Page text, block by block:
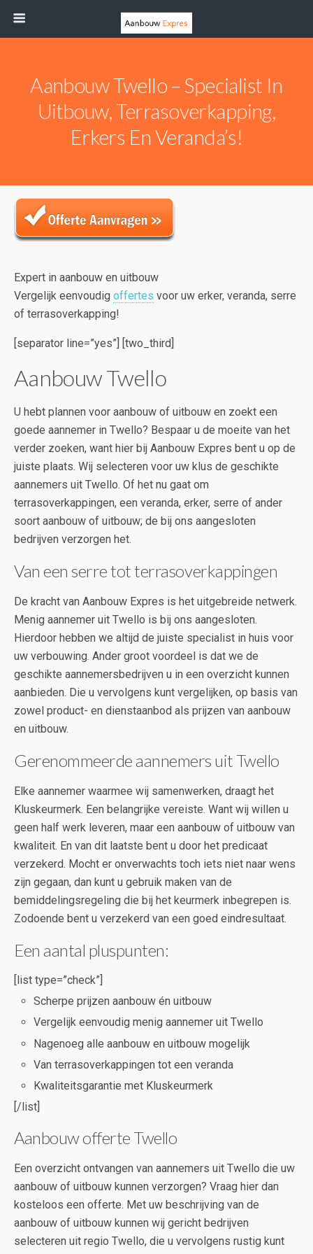
Aanbouw Twello – Specialist In
Uitbouw, Terrasoverkapping,
Erkers En Veranda’s!
Expert in aanbouw en uitbouw
Vergelijk eenvoudig offertes voor uw erker, veranda, serre
of terrasoverkapping!
[separator line=”yes”] [two_third]
Aanbouw Twello
U hebt plannen voor aanbouw of uitbouw en zoekt een
goede aannemer in Twello? Bespaar u de moeite van het
verder zoeken, want hier bij Aanbouw Expres bent u op de
juiste plaats. Wij selecteren voor uw klus de geschikte
aannemers uit Twello. Of het nu gaat om
terrasoverkappingen, een veranda, erker, serre of ander
soort aanbouw of uitbouw; de bij ons aangesloten
bedrijven verzorgen het.
Van een serre tot terrasoverkappingen
De kracht van Aanbouw Expres is het uitgebreide netwerk.
Menig aannemer uit Twello is bij ons aangesloten.
Hierdoor hebben we altijd de juiste specialist in huis voor
uw verbouwing. Ander groot voordeel is dat we de
geschikte aannemersbedrijven u in een overzicht kunnen
aanbieden. Die u vervolgens kunt vergelijken, op basis van
zowel product- en dienstaanbod als prijzen van aanbouw
en uitbouw.
Gerenommeerde aannemers uit Twello
Elke aannemer waarmee wij samenwerken, draagt het
Kluskeurmerk. Een belangrijke vereiste. Want wij willen u
geen half werk leveren, maar een aanbouw of uitbouw van
kwaliteit. En van dit laatste bent u door het predicaat
verzekerd. Mocht er onverwachts toch iets niet naar wens
zijn gegaan, dan kunt u gebruik maken van de
bemiddelingsregeling die bij het keurmerk inbegrepen is.
Zodoende bent u verzekerd van een goed eindresultaat.
Een aantal pluspunten:
[list type=”check”]
Scherpe prijzen aanbouw én uitbouw
Vergelijk eenvoudig menig aannemer uit Twello
Nagenoeg alle aanbouw en uitbouw mogelijk
Van terrasoverkappingen tot een veranda
Kwaliteitsgarantie met Kluskeurmerk
[/list]
Aanbouw offerte Twello
Een overzicht ontvangen van aannemers uit Twello die uw
aanbouw of uitbouw kunnen verzorgen? Vraag hier dan
kosteloos een offerte. Met uw beschrijving van de
aanbouw of uitbouw kunnen wij gericht bedrijven
selecteren uit regio Twello, die u vervolgens rustig kunt